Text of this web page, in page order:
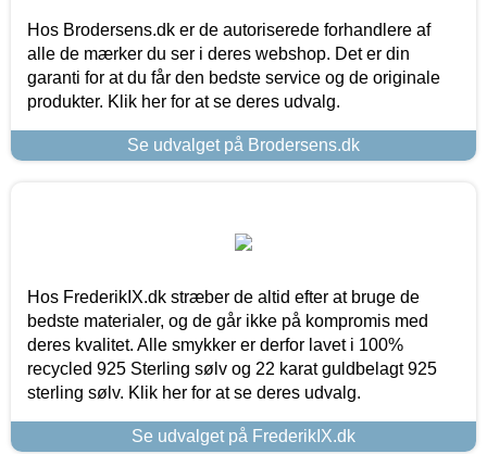
Hos Brodersens.dk er de autoriserede forhandlere af
alle de mærker du ser i deres webshop. Det er din
garanti for at du får den bedste service og de originale
produkter. Klik her for at se deres udvalg.
Se udvalget på Brodersens.dk
Hos FrederikIX.dk stræber de altid efter at bruge de
bedste materialer, og de går ikke på kompromis med
deres kvalitet. Alle smykker er derfor lavet i 100%
recycled 925 Sterling sølv og 22 karat guldbelagt 925
sterling sølv. Klik her for at se deres udvalg.
Se udvalget på FrederikIX.dk